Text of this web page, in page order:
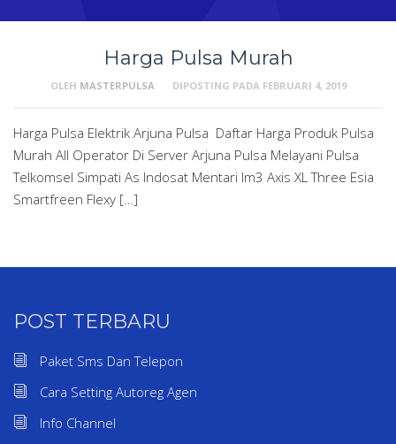
Harga Pulsa Murah
OLEH MASTERPULSA DIPOSTING PADA FEBRUARI 4, 2019
Harga Pulsa Elektrik Arjuna Pulsa Daftar Harga Produk Pulsa
Murah All Operator Di Server Arjuna Pulsa Melayani Pulsa
Telkomsel Simpati As Indosat Mentari Im3 Axis XL Three Esia
Smartfreen Flexy […]
POST TERBARU
Paket Sms Dan Telepon
Cara Setting Autoreg Agen
Info Channel